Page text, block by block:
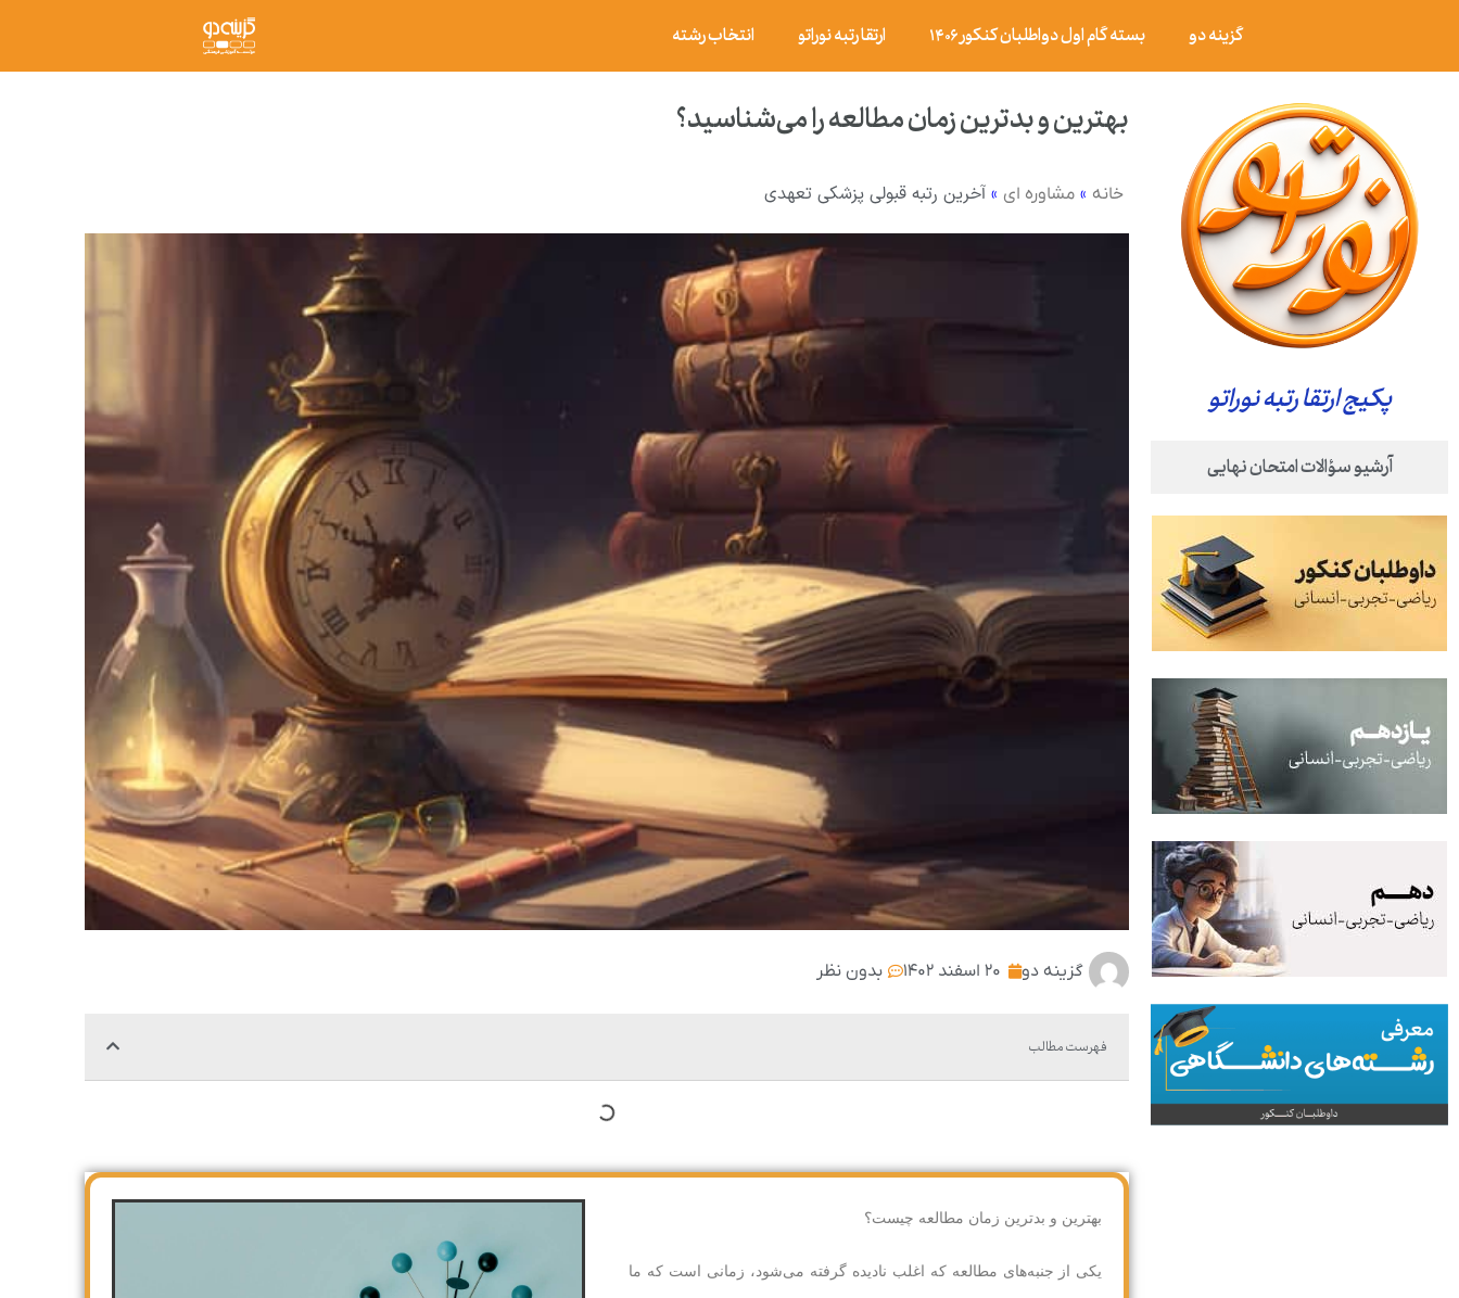
گزینه دو بسته گام اول دواطلبان کنکور ۱۴۰۶ ارتقا رتبه نوراتو انتخاب رشته
پکیج ارتقا رتبه نوراتو
آرشیو سؤالات امتحان نهایی
بهترین و بدترین زمان مطالعه را می‌شناسید؟
خانه » مشاوره ای » آخرین رتبه قبولی پزشکی تعهدی
گزینه دو ۲۰ اسفند ۱۴۰۲ بدون نظر
فهرست مطالب
بهترین و بدترین زمان مطالعه چیست؟
یکی از جنبه‌های مطالعه که اغلب نادیده گرفته می‌شود، زمانی است که ما